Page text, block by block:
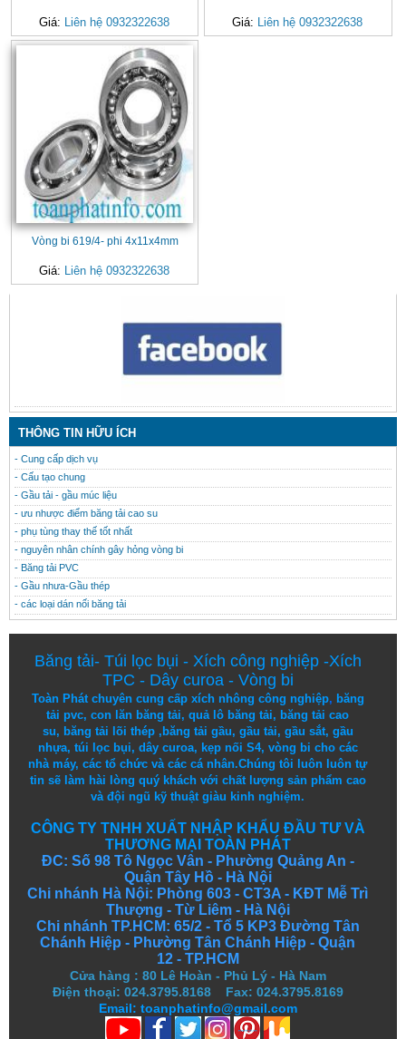
Giá: Liên hệ 0932322638 Giá: Liên hệ 0932322638
Vòng bi 619/4- phi 4x11x4mm
Giá: Liên hệ 0932322638
THÔNG TIN HỮU ÍCH
- Cung cấp dịch vụ
- Cấu tạo chung
- Gầu tải - gầu múc liệu
- ưu nhược điểm băng tải cao su
- phụ tùng thay thế tốt nhất
- nguyên nhân chính gây hỏng vòng bi
- Băng tải PVC
- Gầu nhưa-Gầu thép
- các loại dán nối băng tải
Băng tải- Túi lọc bụi - Xích công nghiệp-Xích
TPC - Dây curoa- Vòng bi
Toàn Phát chuyên cung cấp xích nhông công nghiệp, băng
tải pvc,con lăn băng tải,quả lô băng tải, băng tải cao
su, băng tải lõi thép, băng tải gầu, gầu tải, gầu sắt, gầu
nhựa, túi lọc bụi, dây curoa, kẹp nối S4, vòng bi cho các
nhà máy, các tổ chức và các cá nhân.Chúng tôi luôn luôn tự
tin sẽ làm hài lòng quý khách với chất lượng sảnphẩm cao
vàđội ngũ kỹ thuậtgiàu kinh nghiệm.
CÔNG TY TNHH XUẤT NHẬP KHẨU ĐẦU TƯ VÀ
THƯƠNG MẠI TOÀN PHÁT
ĐC: Số 98 Tô Ngọc Vân - Phường Quảng An -
Quận Tây Hồ - Hà Nội
Chi nhánh Hà Nội: Phòng 603 - CT3A - KĐT Mễ Trì
Thượng - Từ Liêm - Hà Nội
Chi nhánh TP.HCM: 65/2 - Tổ 5 KP3 Đường Tân
Chánh Hiệp - Phường Tân Chánh Hiệp - Quận
12 - TP.HCM
Cửa hàng : 80 Lê Hoàn - Phủ Lý - Hà Nam
Điện thoại: 024.3795.8168 Fax: 024.3795.8169
Email: toanphatinfo@gmail.com